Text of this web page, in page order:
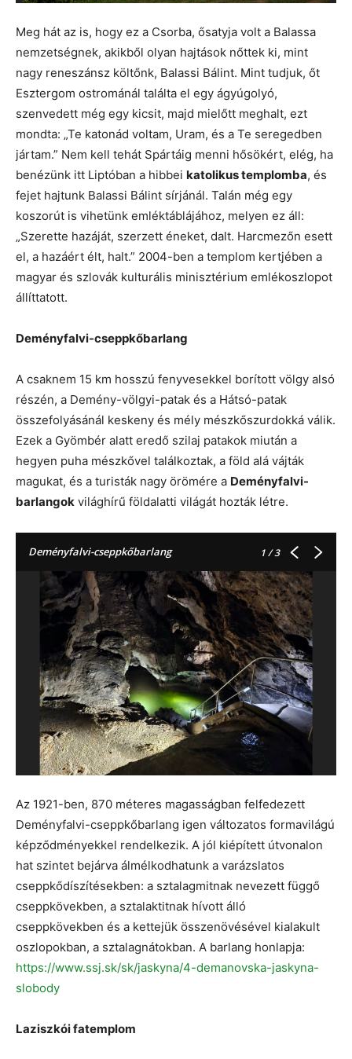
Meg hát az is, hogy ez a Csorba, ősatyja volt a Balassa
nemzetségnek, akikből olyan hajtások nőttek ki, mint
nagy reneszánsz költőnk, Balassi Bálint. Mint tudjuk, őt
Esztergom ostrománál találta el egy ágyúgolyó,
szenvedett még egy kicsit, majd mielőtt meghalt, ezt
mondta: „Te katonád voltam, Uram, és a Te seregedben
jártam.” Nem kell tehát Spártáig menni hősökért, elég, ha
benézünk itt Liptóban a hibbei katolikus templomba, és
fejet hajtunk Balassi Bálint sírjánál. Talán még egy
koszorút is vihetünk emléktáblájához, melyen ez áll:
„Szerette hazáját, szerzett éneket, dalt. Harcmezőn esett
el, a hazáért élt, halt.” 2004-ben a templom kertjében a
magyar és szlovák kulturális minisztérium emlékoszlopot
állíttatott.
Deményfalvi-cseppkőbarlang
A csaknem 15 km hosszú fenyvesekkel borított völgy alsó
részén, a Demény-völgyi-patak és a Hátsó-patak
összefolyásánál keskeny és mély mészkőszurdokká válik.
Ezek a Gyömbér alatt eredő szilaj patakok miután a
hegyen puha mészkővel találkoztak, a föld alá vájták
magukat, és a turisták nagy örömére a Deményfalvi-
barlangok világhírű földalatti világát hozták létre.
Deményfalvi-cseppkőbarlang 1/ 3
Az 1921-ben, 870 méteres magasságban felfedezett
Deményfalvi-cseppkőbarlang igen változatos formavilágú
képződményekkel rendelkezik. A jól kiépített útvonalon
hat szintet bejárva álmélkodhatunk a varázslatos
cseppkődíszítésekben: a sztalagmitnak nevezett függő
cseppkövekben, a sztalaktitnak hívott álló
cseppkövekben és a kettejük összenövésével kialakult
oszlopokban, a sztalagnátokban. A barlang honlapja:
https://www.ssj.sk/sk/jaskyna/4-demanovska-jaskyna-
slobody
Laziszkói fatemplom